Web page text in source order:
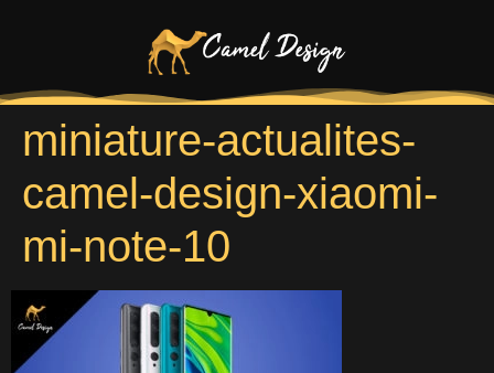
miniature-actualites-
camel-design-xiaomi-
mi-note-10